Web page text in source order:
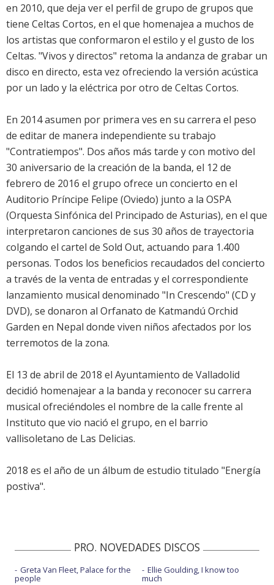
en 2010, que deja ver el perfil de grupo de grupos que
tiene Celtas Cortos, en el que homenajea a muchos de
los artistas que conformaron el estilo y el gusto de los
Celtas. "Vivos y directos" retoma la andanza de grabar un
disco en directo, esta vez ofreciendo la versión acústica
por un lado y la eléctrica por otro de Celtas Cortos.
En 2014 asumen por primera ves en su carrera el peso
de editar de manera independiente su trabajo
"Contratiempos". Dos años más tarde y con motivo del
30 aniversario de la creación de la banda, el 12 de
febrero de 2016 el grupo ofrece un concierto en el
Auditorio Príncipe Felipe (Oviedo) junto a la OSPA
(Orquesta Sinfónica del Principado de Asturias), en el que
interpretaron canciones de sus 30 años de trayectoria
colgando el cartel de Sold Out, actuando para 1.400
personas. Todos los beneficios recaudados del concierto
a través de la venta de entradas y el correspondiente
lanzamiento musical denominado "In Crescendo" (CD y
DVD), se donaron al Orfanato de Katmandú Orchid
Garden en Nepal donde viven niños afectados por los
terremotos de la zona.
El 13 de abril de 2018 el Ayuntamiento de Valladolid
decidió homenajear a la banda y reconocer su carrera
musical ofreciéndoles el nombre de la calle frente al
Instituto que vio nació el grupo, en el barrio
vallisoletano de Las Delicias.
2018 es el año de un álbum de estudio titulado "Energía
postiva".
PRO. NOVEDADES DISCOS
Greta Van Fleet, Palace for the
people
Ellie Goulding, I know too
much